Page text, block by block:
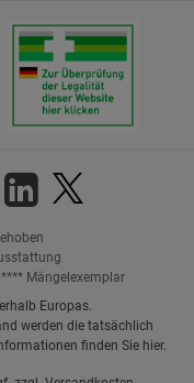
**** Mängelexemplar
Europas.
werden die tatsächlich
finden Sie hier.